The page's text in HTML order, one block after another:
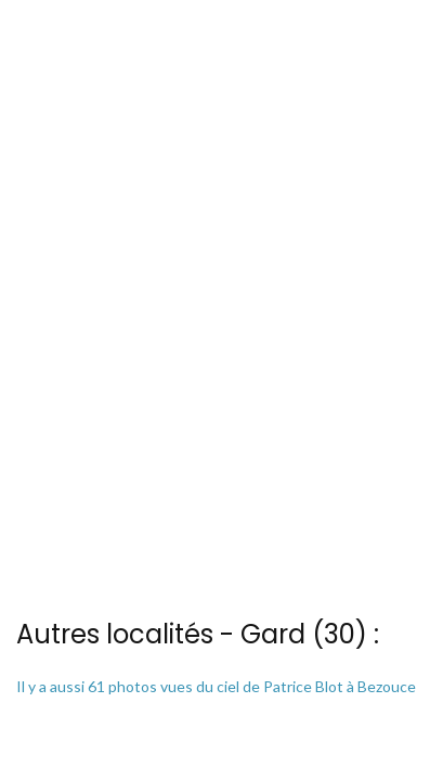
Autres localités - Gard (30) :
Il y a aussi 61 photos vues du ciel de Patrice Blot à Bezouce